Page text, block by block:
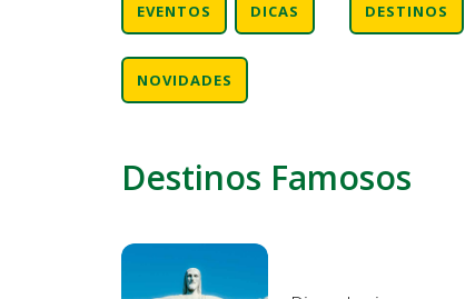
EVENTOS DICAS DESTINOS
NOVIDADES
Destinos Famosos